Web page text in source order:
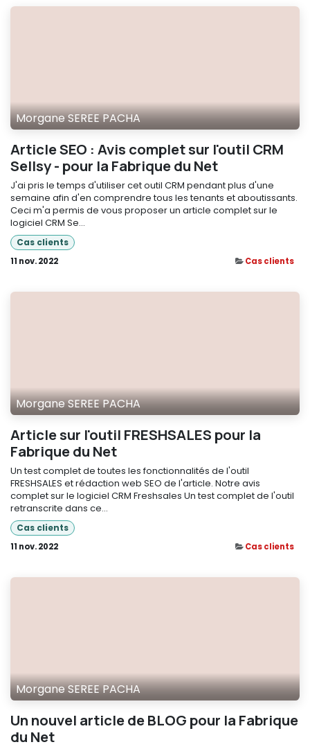
Morgane SEREE PACHA
Article SEO : Avis complet sur l'outil CRM
Sellsy - pour la Fabrique du Net
J'ai pris le temps d'utiliser cet outil CRM pendant plus d'une
semaine afin d'en comprendre tous les tenants et aboutissants.
Ceci m'a permis de vous proposer un article complet sur le
logiciel CRM Se...
Cas clients
11 nov. 2022 Cas clients
Morgane SEREE PACHA
Article sur l'outil FRESHSALES pour la
Fabrique du Net
Un test complet de toutes les fonctionnalités de l'outil
FRESHSALES et rédaction web SEO de l'article. Notre avis
complet sur le logiciel CRM Freshsales Un test complet de l'outil
retranscrite dans ce...
Cas clients
11 nov. 2022 Cas clients
Morgane SEREE PACHA
Un nouvel article de BLOG pour la Fabrique
du Net